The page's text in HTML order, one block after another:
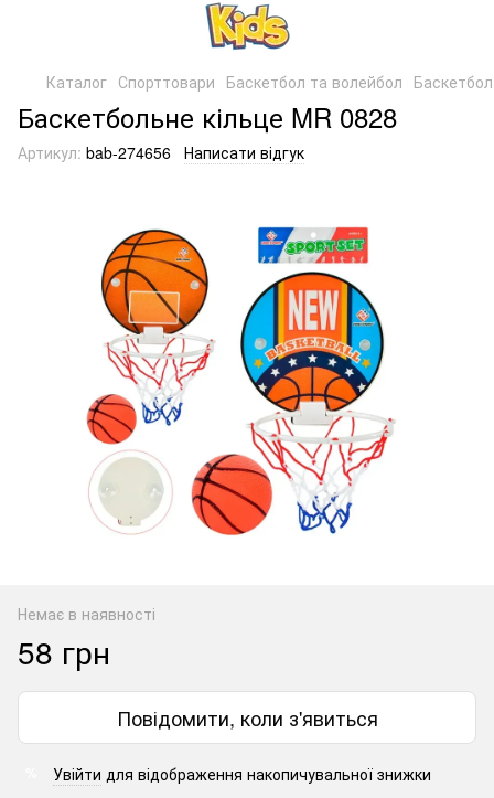
Каталог Спорттовари Баскетбол та волейбол
Баскетбольне кільце MR 0828
Артикул: bab-274656 Написати відгук
Немає в наявності
58 грн
Повідомити, коли з'явиться
Увійти для відображення накопичувальної знижки